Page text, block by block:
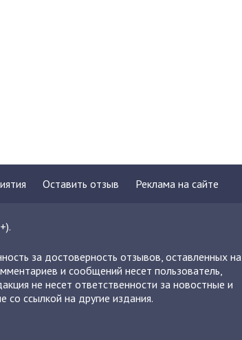
Оставить отзыв Реклама на сайте
за достоверность отзывов, оставленных на
и сообщений несет пользователь,
не несет ответственности за новостные и
со ссылкой на другие издания.